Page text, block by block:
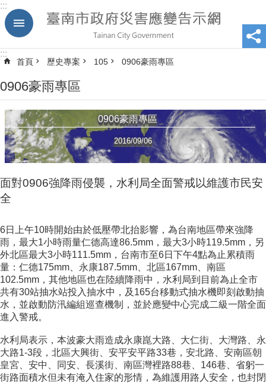
跳到主要內容區塊
:::
:::
首頁 歷史專案 105 0906豪雨專區
0906豪雨專區
0906豪雨專區
2016/09/06
面對0906強降雨侵襲，水利局全面警戒以維護市民安
全
6日上午10時開始由於低壓帶北抬影響，為台南地區帶來強降
雨，最大1小時雨量仁德高達86.5mm，最大3小時119.5mm，另
外北區最大3小時111.5mm，台南市至6日下午4點為止累積雨
量：仁德175mm、永康187.5mm、北區167mm、南區
102.5mm，其他地區也在陸續降雨中，水利局到目前為止全市
共有30站抽水站投入抽水中，及165台移動式抽水機即刻啟動抽
水，並啟動防汛編組巡查機制，並於應變中心完成二級一階全面
進入警戒。
水利局表示，本波豪大雨造成永康崑大路、大仁街、大灣路、永
大路1-3段，北區大興街、安平安平路33巷，安北路、安南區朝
皇宮、安中、同安、長溪街、南區灣裡路88巷、146巷、省躬一
街路面積水但未有淹入住家的形情，為維護用路人安全，也封閉